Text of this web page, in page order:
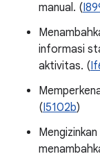
manual. (
informasi
aktivitas. (
(I5102b)